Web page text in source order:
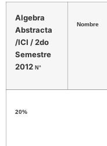
Algebra
Abstracta
/ICI / 2do
Semestre
2012 N°
Nombre
20%